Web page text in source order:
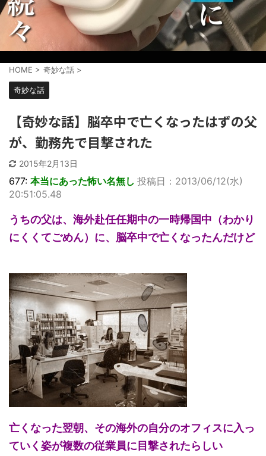
HOME > 奇妙な話 >
奇妙な話
【奇妙な話】脳卒中で亡くなったはずの父
が、勤務先で目撃された
2015年2月13日
677: 本当にあった怖い名無し 投稿日：2013/06/12(水)
20:51:05.48
うちの父は、海外赴任任期中の一時帰国中（わかり
にくくてごめん）に、脳卒中で亡くなったんだけど
亡くなった翌朝、その海外の自分のオフィスに入っ
ていく姿が複数の従業員に目撃されたらしい